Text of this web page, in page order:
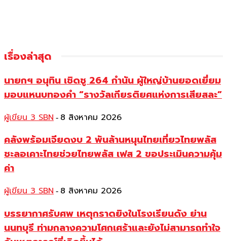
เรื่องล่าสุด
นายกฯ อนุทิน เชิดชู 264 กำนัน ผู้ใหญ่บ้านยอดเยี่ยม
มอบแหนบทองคำ “รางวัลเกียรติยศแห่งการเสียสละ”
ผู้เขียน 3 SBN - 8 สิงหาคม 2026
คลังพร้อมเจียดงบ 2 พันล้านหนุนไทยเที่ยวไทยพลัส
ชะลอเคาะไทยช่วยไทยพลัส เฟส 2 ขอประเมินความคุ้ม
ค่า
ผู้เขียน 3 SBN - 8 สิงหาคม 2026
บรรยากาศรับศพ เหตุกราดยิงในโรงเรียนดัง ย่าน
นนทบุรี ท่ามกลางความโศกเศร้าและยังไม่สามารถทำใจ